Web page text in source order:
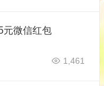
元微信红包
1,461